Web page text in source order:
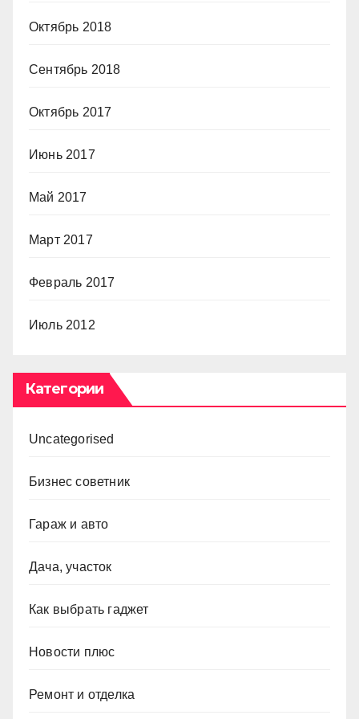
Октябрь 2018
Сентябрь 2018
Октябрь 2017
Июнь 2017
Май 2017
Март 2017
Февраль 2017
Июль 2012
Категории
Uncategorised
Бизнес советник
Гараж и авто
Дача, участок
Как выбрать гаджет
Новости плюс
Ремонт и отделка